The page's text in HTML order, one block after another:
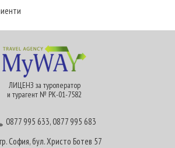
ЛИЦЕНЗ за туроператор
и турагент № РК-01-7582
0877 995 633,0877 995 683
гр. София, бул. Христо Ботев 57